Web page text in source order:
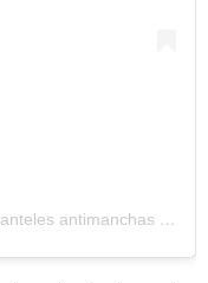
Una publicación compartida de MP | Manteles antimanchas (@mediterraneanpoint)